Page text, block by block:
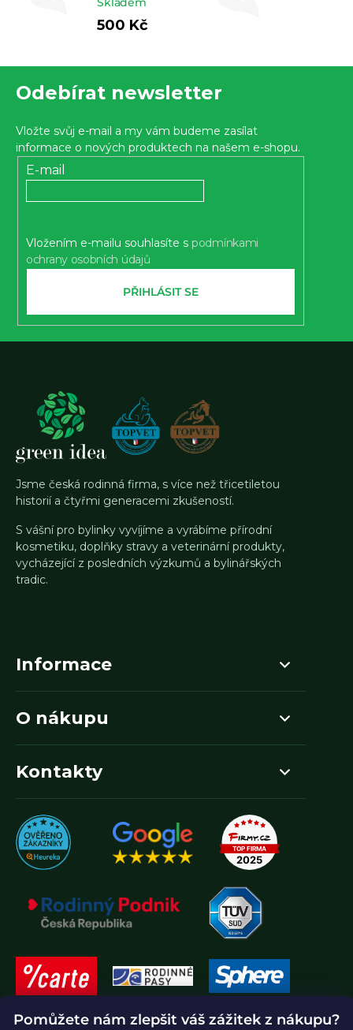
Pomůžete nám zlepšit váš zážitek z nákupu?
500 Kč
Odebírat newsletter
Vložte svůj e-mail a my vám budeme zasílat
informace o nových produktech na našem e-shopu.
E-mail
Vložením e-mailu souhlasíte s podmínkami
ochrany osobních údajů
PŘIHLÁSIT SE
Jsme česká rodinná firma, s více než třicetiletou
historií a čtyřmi generacemi zkušeností.
S vášní pro bylinky vyvíjíme a vyrábíme přírodní
kosmetiku, doplňky stravy a veterinární produkty,
vycházející z posledních výzkumů a bylinářských
tradic.
Informace
O nákupu
Kontakty